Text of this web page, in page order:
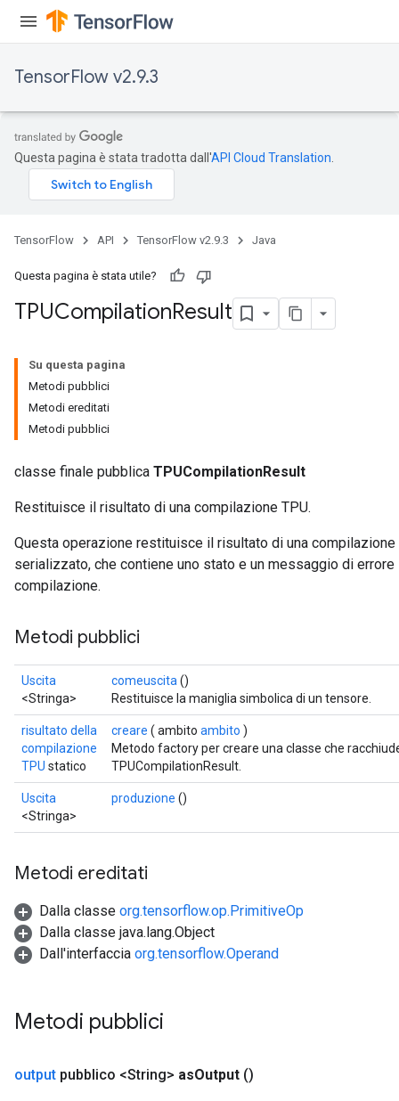
TensorFlow v2.9.3
Questa pagina è stata tradotta dall'API Cloud Translation
TensorFlow API TensorFlow v2.9.3 Java
Questa pagina è stata utile?
TPUCompilationResult
Su questa pagina
Metodi pubblici
Metodi ereditati
Metodi pubblici
classe finale pubblica TPUCompilationResult
Restituisce il risultato di una compilazione TPU.
Questa operazione restituisce il risultato di una
serializzato, che contiene uno stato e un messaggio di
compilazione.
Metodi pubblici
Uscita
<Stringa>
comeuscita ()
Restituisce la maniglia simbolica di un tensore.
risultato della
compilazione
TPU statico
creare ( ambito ambito )
Metodo factory per creare una classe che
TPUCompilationResult.
Uscita
<Stringa>
produzione ()
Metodi ereditati
Dalla classe org.tensorflow.op.PrimitiveOp
Dalla classe java.lang.Object
Dall'interfaccia org.tensorflow.Operand
Metodi pubblici
output pubblico <String> asOutput ()